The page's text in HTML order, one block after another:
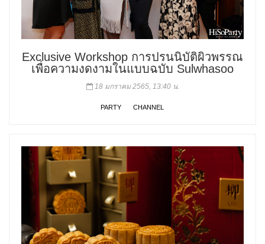
Exclusive Workshop การปรนนิบัติผิวพรรณ
เพื่อความงดงามในแบบฉบับ Sulwhasoo
18 มกราคม 2565, 13:40 น.
PARTY CHANNEL